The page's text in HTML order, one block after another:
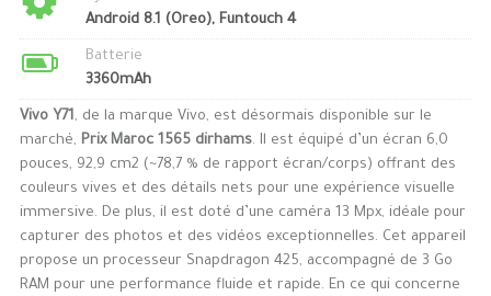
Android 8.1 (Oreo), Funtouch 4
Batterie
3360mAh
Vivo Y71, de la marque Vivo, est désormais disponible sur le
marché, Prix Maroc 1565 dirhams. Il est équipé d’un écran 6,0
pouces, 92,9 cm2 (~78,7 % de rapport écran/corps) offrant des
couleurs vives et des détails nets pour une expérience visuelle
immersive. De plus, il est doté d’une caméra 13 Mpx, idéale pour
capturer des photos et des vidéos exceptionnelles. Cet appareil
propose un processeur Snapdragon 425, accompagné de 3 Go
RAM pour une performance fluide et rapide. En ce qui concerne